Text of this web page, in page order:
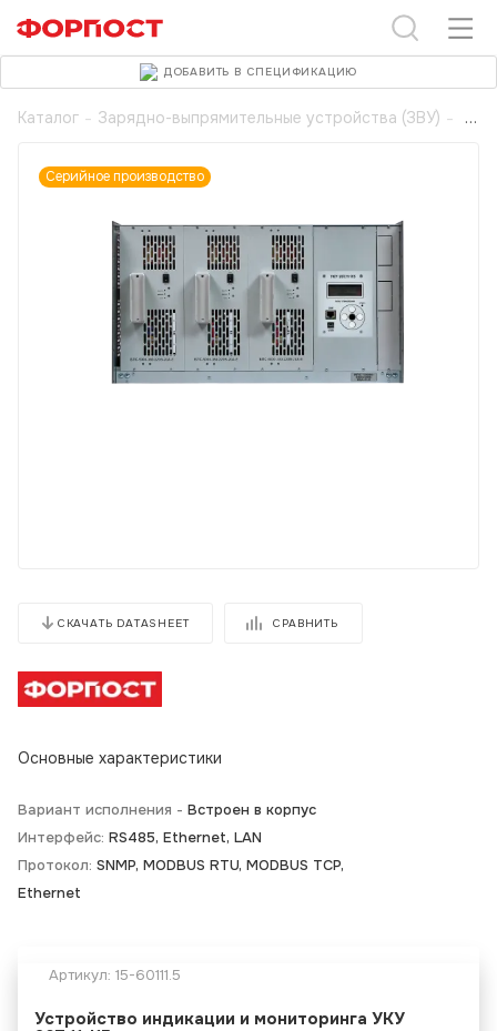
Каталог - Зарядно-выпрямительные устройства (ЗВУ) -
Серийное производство
СКАЧАТЬ DATASHEET СРАВНИТЬ
Основные характеристики
Вариант исполнения - Встроен в корпус
Интерфейс: RS485, Ethernet, LAN
Протокол: SNMP, MODBUS RTU, MODBUS TCP,
Ethernet
Артикул: 15-60111.5
Устройство индикации и мониторинга УКУ
ДОБАВИТЬ В СПЕЦИФИКАЦИЮ